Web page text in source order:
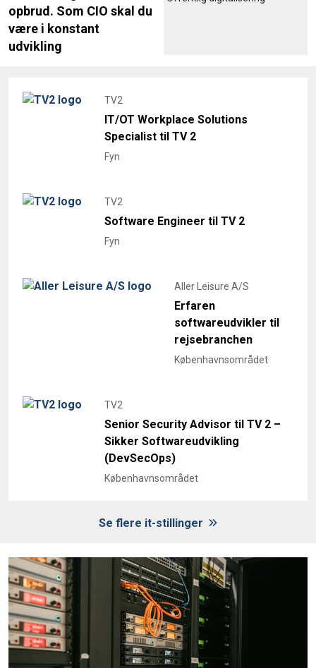
opbrud. Som CIO skal du
være i konstant
udvikling
TV2
IT/OT Workplace Solutions
Specialist til TV 2
Fyn
TV2
Software Engineer til TV 2
Fyn
Aller Leisure A/S
Erfaren
softwareudvikler til
rejsebranchen
Københavnsområdet
TV2
Senior Security Advisor til TV 2 –
Sikker Softwareudvikling
(DevSecOps)
Københavnsområdet
Se flere it-stillinger